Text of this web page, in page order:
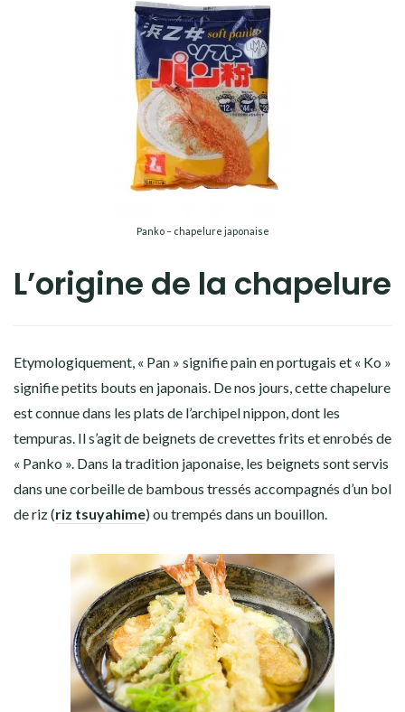
Panko – chapelure japonaise
L’origine de la chapelure
Etymologiquement, « Pan » signifie pain en portugais et « Ko »
signifie petits bouts en japonais. De nos jours, cette chapelure
est connue dans les plats de l’archipel nippon, dont les
tempuras. Il s’agit de beignets de crevettes frits et enrobés de
« Panko ». Dans la tradition japonaise, les beignets sont servis
dans une corbeille de bambous tressés accompagnés d’un bol
de riz (riz tsuyahime) ou trempés dans un bouillon.